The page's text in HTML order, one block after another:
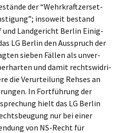
der “Wehrkraft­zer­set­
insoweit bestand
und Landge­richt Berlin Einig­
LG Berlin den Ausspruch der
sieben Fällen als unver­
und damit rechts­wid­ri­
die Verur­tei­lung Rehses an
In Fortfüh­rung der
hielt das LG Berlin
nur bei einer
von NS-Recht für